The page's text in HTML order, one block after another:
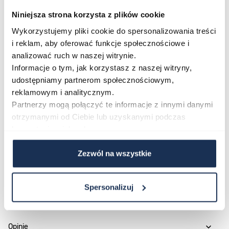
Niniejsza strona korzysta z plików cookie
Wykorzystujemy pliki cookie do spersonalizowania treści
i reklam, aby oferować funkcje społecznościowe i
analizować ruch w naszej witrynie.
Informacje o tym, jak korzystasz z naszej witryny,
udostępniamy partnerom społecznościowym,
reklamowym i analitycznym.
Partnerzy mogą połączyć te informacje z innymi danymi
otrzymanymi od Ciebie lub uzyskanymi podczas
Zezwól na wszystkie
Spersonalizuj
wyglądzie. Sportowy charakter zegarka dobrze
komponuje się ze swobodnymi strojami, ale równie
dobrze ożywia prostsze, jednolite zestawy.
Połączenie stylu i funkcjonalności
Swatch Scubaqua SSCU09O100 udowadnia, że
zegarek może być jednocześnie sprawnym
towarzyszem aktywności i wyrazistym elementem
stylu. Jeśli szukasz modelu, który zwraca uwagę
Opinie